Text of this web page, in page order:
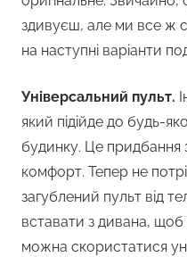
здивуєш, але ми все ж
на наступні варіанти
Універсальний пульт.
який підійде до будь-
будинку. Це придбання
комфорт. Тепер не
загублений пульт від
вставати з дивана,
можна скористатися